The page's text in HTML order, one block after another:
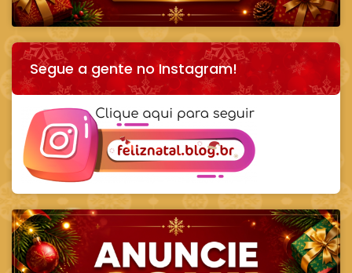
Segue a gente no Instagram!